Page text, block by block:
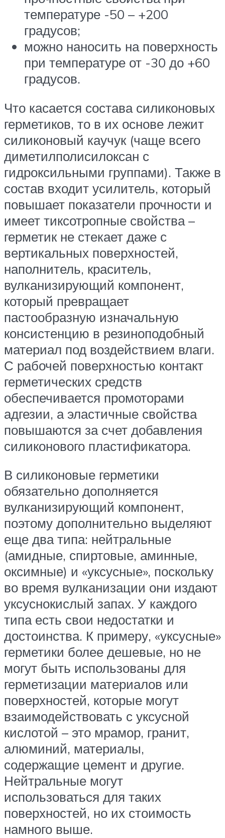
температуре -50 – +200
градусов;
можно наносить на поверхность
при температуре от -30 до +60
градусов.
Что касается состава силиконовых
герметиков, то в их основе лежит
силиконовый каучук (чаще всего
диметилполисилоксан с
гидроксильными группами). Также в
состав входит усилитель, который
повышает показатели прочности и
имеет тиксотропные свойства –
герметик не стекает даже с
вертикальных поверхностей,
наполнитель, краситель,
вулканизирующий компонент,
который превращает
пастообразную изначальную
консистенцию в резиноподобный
материал под воздействием влаги.
С рабочей поверхностью контакт
герметических средств
обеспечивается промоторами
адгезии, а эластичные свойства
повышаются за счет добавления
силиконового пластификатора.
В силиконовые герметики
обязательно дополняется
вулканизирующий компонент,
поэтому дополнительно выделяют
еще два типа: нейтральные
(амидные, спиртовые, аминные,
оксимные) и «уксусные», поскольку
во время вулканизации они издают
уксуснокислый запах. У каждого
типа есть свои недостатки и
достоинства. К примеру, «уксусные»
герметики более дешевые, но не
могут быть использованы для
герметизации материалов или
поверхностей, которые могут
взаимодействовать с уксусной
кислотой – это мрамор, гранит,
алюминий, материалы,
содержащие цемент и другие.
Нейтральные могут
использоваться для таких
поверхностей, но их стоимость
намного выше.